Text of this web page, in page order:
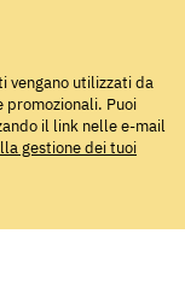
vengano utilizzati da
promozionali. Puoi
il link nelle e-mail
gestione dei tuoi